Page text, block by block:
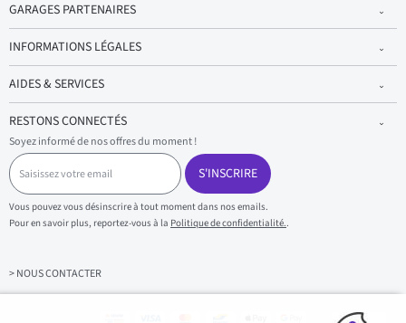
GARAGES PARTENAIRES
INFORMATIONS LÉGALES
AIDES & SERVICES
RESTONS CONNECTÉS
Soyez informé de nos offres du moment !
S
a
i
s
i
s
z
v
S'INSCRIRE
Vous pouvez vous désinscrire à tout moment dans nos emails.
Pour en savoir plus, reportez-vous à la Politique de confidentialité..
> NOUS CONTACTER